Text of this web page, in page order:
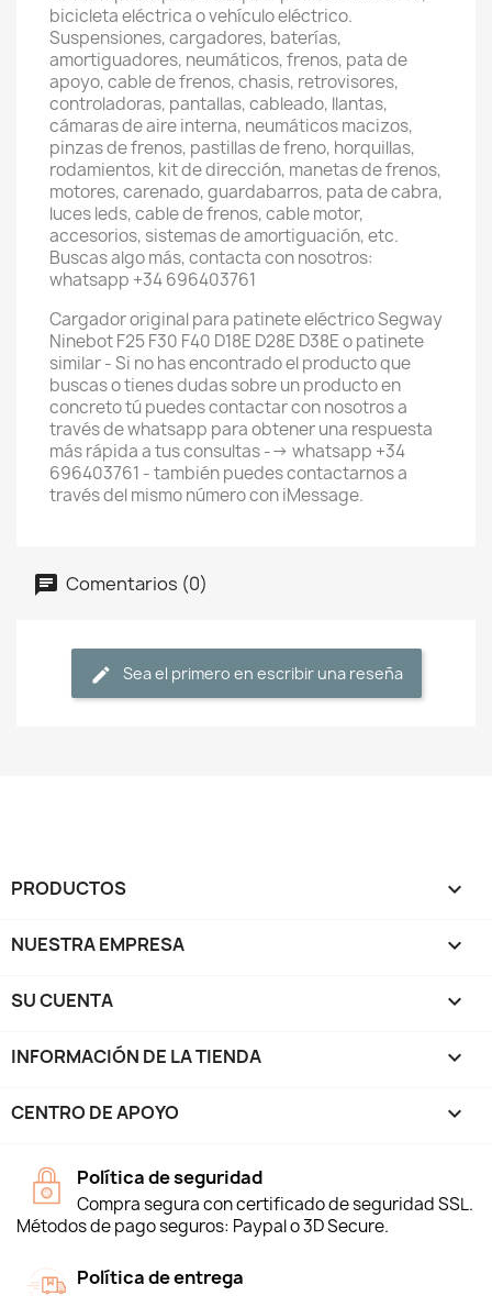
bicicleta eléctrica o vehículo eléctrico.
Suspensiones, cargadores, baterías,
amortiguadores, neumáticos, frenos, pata de
apoyo, cable de frenos, chasis, retrovisores,
controladoras, pantallas, cableado, llantas,
cámaras de aire interna, neumáticos macizos,
pinzas de frenos, pastillas de freno, horquillas,
rodamientos, kit de dirección, manetas de frenos,
motores, carenado, guardabarros, pata de cabra,
luces leds, cable de frenos, cable motor,
accesorios, sistemas de amortiguación, etc.
Buscas algo más, contacta con nosotros:
whatsapp +34 696403761
Cargador original para patinete eléctrico Segway
Ninebot F25 F30 F40 D18E D28E D38E o patinete
similar - Si no has encontrado el producto que
buscas o tienes dudas sobre un producto en
concreto tú puedes contactar con nosotros a
través de whatsapp para obtener una respuesta
más rápida a tus consultas --> whatsapp +34
696403761 - también puedes contactarnos a
través del mismo número con iMessage.
Comentarios (0)
Sea el primero en escribir una reseña
PRODUCTOS 
NUESTRA EMPRESA 
SU CUENTA 
INFORMACIÓN DE LA TIENDA keyboard_arrow_down
CENTRO DE APOYO 
Política de seguridad
Compra segura con certificado de seguridad SSL.
Métodos de pago seguros: Paypal o 3D Secure.
Política de entrega